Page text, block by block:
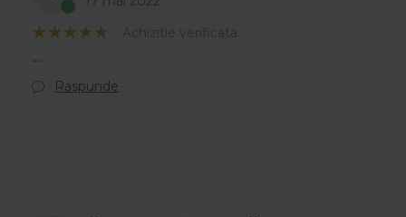
Achizitie verificata
....
Raspunde